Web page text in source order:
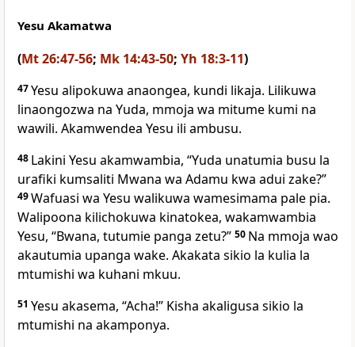
Yesu Akamatwa
(Mt 26:47-56; Mk 14:43-50; Yh 18:3-11)
47Yesu alipokuwa anaongea, kundi likaja. Lilikuwa
linaongozwa na Yuda, mmoja wa mitume kumi na
wawili. Akamwendea Yesu ili ambusu.
48 Lakini Yesu akamwambia, “Yuda unatumia busu la
urafiki kumsaliti Mwana wa Adamu kwa adui zake?”
49Wafuasi wa Yesu walikuwa wamesimama pale pia.
Walipoona kilichokuwa kinatokea, wakamwambia
Yesu, “Bwana, tutumie panga zetu?” 50 Na mmoja wao
akautumia upanga wake. Akakata sikio la kulia la
mtumishi wa kuhani mkuu.
51 Yesu akasema, “Acha!” Kisha akaligusa sikio la
mtumishi na akamponya.